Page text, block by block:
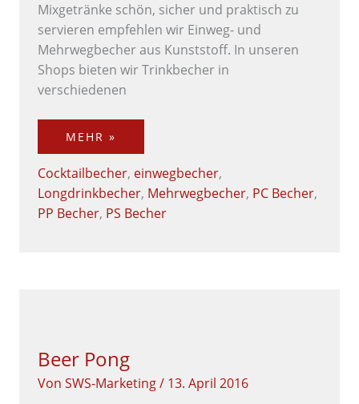
Mixgetränke schön, sicher und praktisch zu
servieren empfehlen wir Einweg- und
Mehrwegbecher aus Kunststoff. In unseren
Shops bieten wir Trinkbecher in
verschiedenen
MEHR »
Cocktailbecher, einwegbecher,
Longdrinkbecher, Mehrwegbecher, PC Becher,
PP Becher, PS Becher
Beer Pong
VonSWS-Marketing/ 13. April 2016